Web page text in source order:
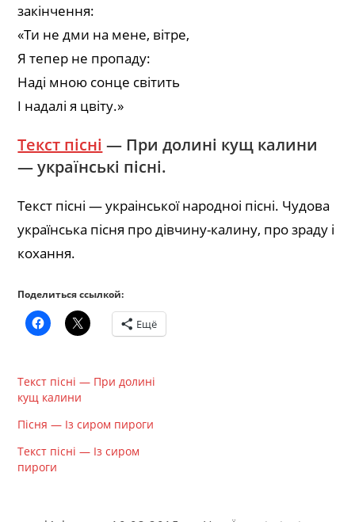
закінчення:
«Ти не дми на мене, вітре,
Я тепер не пропаду:
Наді мною сонце світить
І надалі я цвіту.»
Текст пісні — При долині кущ калини
— українські пісні.
Текст пісні — украінської народноі пісні. Чудова
українська пісня про дівчину-калину, про зраду і
кохання.
Поделиться ссылкой:
Ещё
Текст пісні — При долині
кущ калини
Пісня — Із сиром пироги
Текст пісні — Із сиром
пироги